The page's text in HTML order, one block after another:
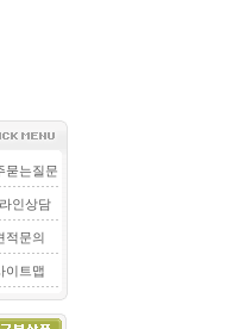
묻는질문
인상담
적문의
이트맵